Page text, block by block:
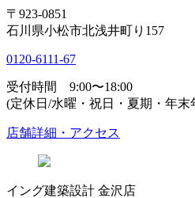
〒923-0851
石川県小松市北浅井町り157
0120-6111-67
受付時間 9:00〜18:00
(定休日/水曜・祝日・夏期・年末
店舗詳細・アクセス
イング建築設計 金沢店